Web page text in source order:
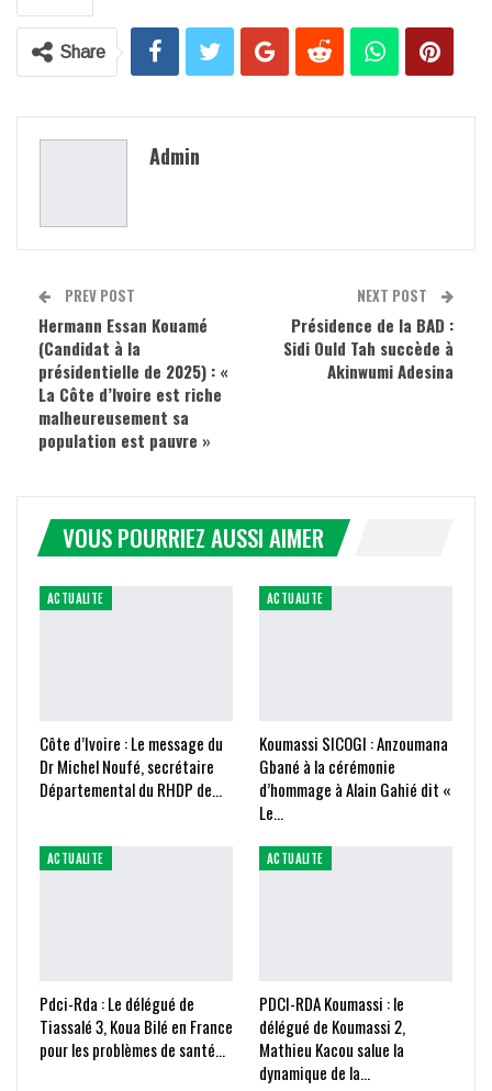
Share
Admin
PREV POST
Hermann Essan Kouamé
(Candidat à la
présidentielle de 2025) : «
La Côte d’Ivoire est riche
malheureusement sa
population est pauvre »
NEXT POST
Présidence de la BAD :
Sidi Ould Tah succède à
Akinwumi Adesina
VOUS POURRIEZ AUSSI AIMER
ACTUALITE
Côte d’Ivoire : Le message du
Dr Michel Noufé, secrétaire
Départemental du RHDP de…
ACTUALITE
Koumassi SICOGI : Anzoumana
Gbané à la cérémonie
d’hommage à Alain Gahié dit «
Le…
ACTUALITE
Pdci-Rda : Le délégué de
Tiassalé 3, Koua Bilé en France
pour les problèmes de santé…
ACTUALITE
PDCI-RDA Koumassi : le
délégué de Koumassi 2,
Mathieu Kacou salue la
dynamique de la…